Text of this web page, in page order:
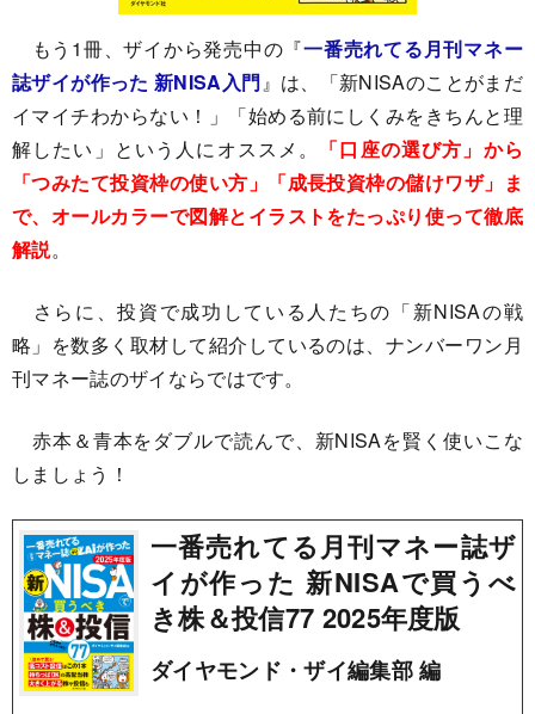
もう1冊、ザイから発売中の『一番売れてる月刊マネー
誌ザイが作った 新NISA入門』は、「新NISAのことがまだ
イマイチわからない！」「始める前にしくみをきちんと理
解したい」という人にオススメ。
「口座の選び方」から
「つみたて投資枠の使い方」「成長投資枠の儲けワザ」ま
で、オールカラーで図解とイラストをたっぷり使って徹底
解説。
さらに、投資で成功している人たちの「新NISAの戦
略」を数多く取材して紹介しているのは、ナンバーワン月
刊マネー誌のザイならではです。
赤本＆青本をダブルで読んで、新NISAを賢く使いこな
しましょう！
一番売れてる月刊マネー誌ザ
イが作った 新NISAで買うべ
き株＆投信77 2025年度版
ダイヤモンド・ザイ編集部 編